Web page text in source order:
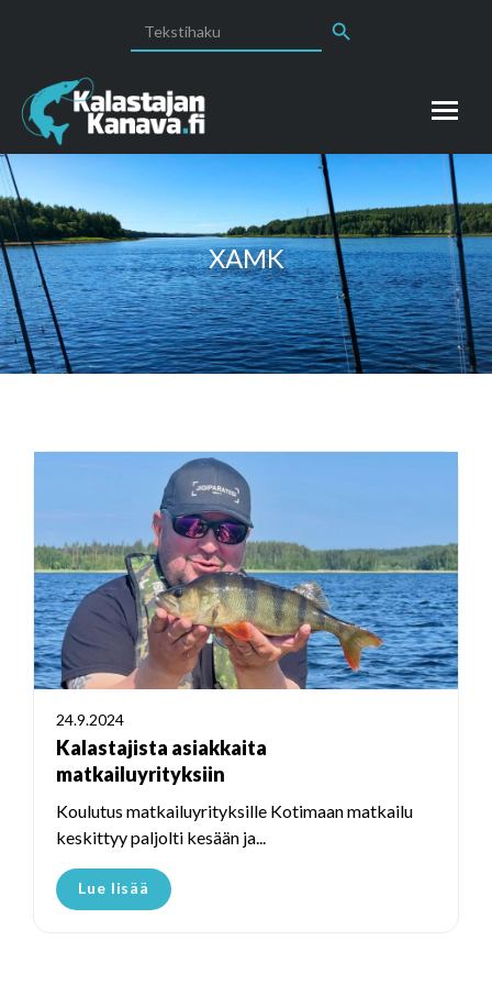
for:
XAMK
24.9.2024
Kalastajista asiakkaita
matkailuyrityksiin
Koulutus matkailuyrityksille Kotimaan matkailu
keskittyy paljolti kesään ja...
Lue lisää